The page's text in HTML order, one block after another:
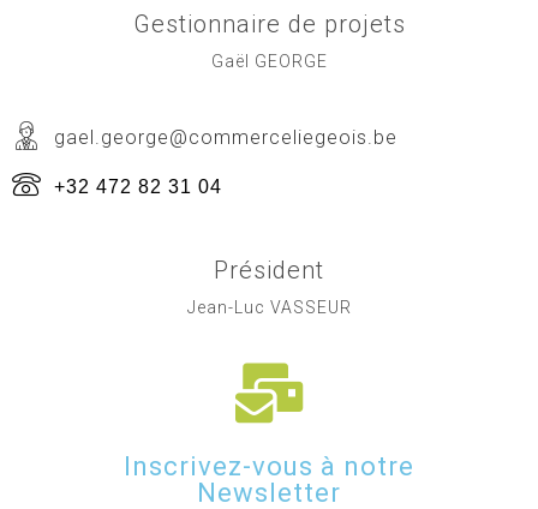
Gestionnaire de projets
Gaël GEORGE
gael.george@commerceliegeois.be
+32 472 82 31 04
Président
Jean-Luc VASSEUR
Inscrivez-vous à notre
Newsletter